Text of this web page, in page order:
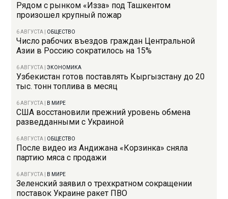
Рядом с рынком «Изза» под Ташкентом
произошел крупный пожар
6 АВГУСТА ОБЩЕСТВО
Число рабочих въездов граждан Центральной
Азии в Россию сократилось на 15%
6 АВГУСТА |ЭКОНОМИКА
Узбекистан готов поставлять Кыргызстану до 20
тыс. тонн топлива в месяц
6 АВГУСТА В МИРЕ
США восстановили прежний уровень обмена
разведданными с Украиной
6 АВГУСТА ОБЩЕСТВО
После видео из Андижана «Корзинка» сняла
партию мяса с продажи
6 АВГУСТА В МИРЕ
Зеленский заявил о трехкратном сокращении
поставок Украине ракет ПВО